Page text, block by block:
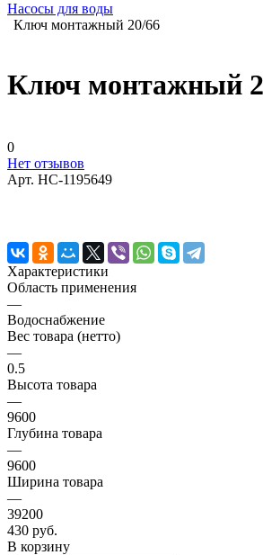
Насосы для воды
Ключ монтажный 20/66
Ключ монтажный
0
Нет отзывов
Арт. НС-1195649
Характеристики
Область применения
—
Водоснабжение
Вес товара (нетто)
—
0.5
Высота товара
—
9600
Глубина товара
—
9600
Ширина товара
—
39200
430 руб.
В корзину